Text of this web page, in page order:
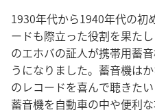
1930年代から1940年代の初
ードも際立った役割を果た
のエホバの証人が携帯用蓄
うになりました。蓄音機は
のレコードを喜んで聴きた
蓄音機を自動車の中や便利